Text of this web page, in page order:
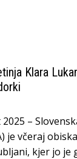
Klara
–
je včeraj
kjer jo je